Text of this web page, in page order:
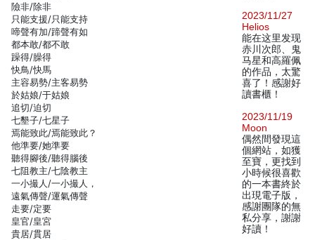
險非/除非
只能支援/只能支持
啼聲有加/蹄聲有如
都本敢/都不敢
躁得/臊得
快鳥/快馬
主容易勢/主客易勢
於姑娘/于姑娘
追切/迫切
七墾子/七星子
焉能致此/焉能致此？
他準要/她準要
聽得腳後/聽得腦後
七阻教主/七陰教主
一小撮人/一小撮人，
遠氣傳聲/運氣傳聲
走要/定要
皇官/皇宮
貴居/貫居
2023/11/27
Helios
能在这里发现
赤川次郎、鬼
马星和高羅佩
的作品，太驚
喜了！感謝好
讀書櫃！
2023/11/19
Moon
偶然間發現這
個網站，如獲
至寶，更找到
小時候很喜歡
的一本書終於
出現電子版，
感謝團隊的無
私分享，謝謝
好讀！